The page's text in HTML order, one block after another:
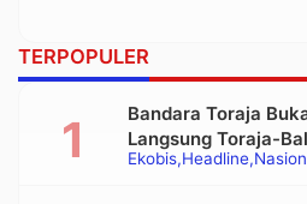
TERPOPULER
Ekobis Headline
Bandara Toraja
Langsung Toraja-